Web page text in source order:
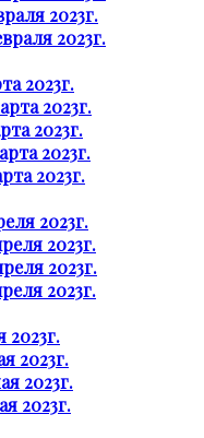
2023г.
2023г.
2023г.
2023г.
2023г.
2023г.
2023г.
2023г.
2023г.
2023г.
2023г.
2023г.
2023г.
2023г.
2023г.